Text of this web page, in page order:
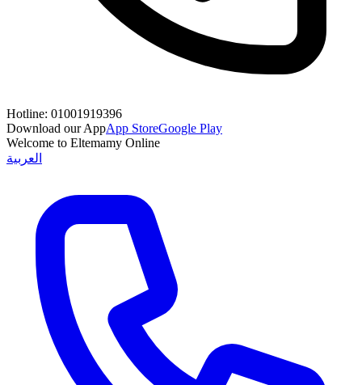
Hotline: 01001919396
Download our AppApp StoreGoogle Play
Welcome to Eltemamy Online
العربية